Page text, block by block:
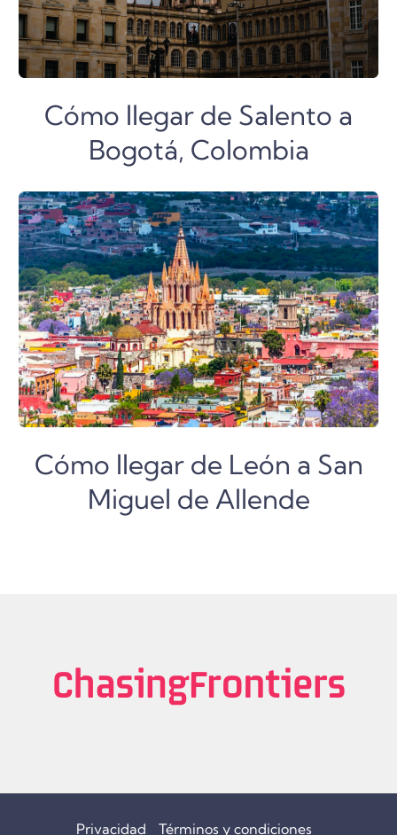
Cómo llegar de Salento a
Bogotá, Colombia
Cómo llegar de León a San
Miguel de Allende
Privacidad Términos y condiciones